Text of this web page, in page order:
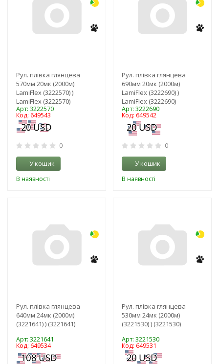
Рул. плівка глянцева
570мм 20мк (2000м)
LamiFlex (3222570) )
LamiFlex (3222570)
Арт: 3222570
Код: 649543
0
У кошик
В наявності
Рул. плівка глянцева
690мм 20мк (2000м)
LamiFlex (3222690) )
LamiFlex (3222690)
Арт: 3222690
Код: 649542
0
У кошик
В наявності
Рул. плівка глянцева
640мм 24мк (2000м)
(3221641) ) (3221641)
Арт: 3221641
Код: 649534
Рул. плівка глянцева
530мм 24мк (2000м)
(3221530) ) (3221530)
Арт: 3221530
Код: 649531